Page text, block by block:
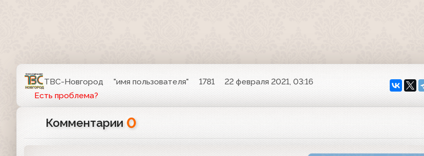
ТВС-Новгород "имя пользователя" 1781
22 февраля 2021, 03:16
Есть проблема?
Комментарии 0